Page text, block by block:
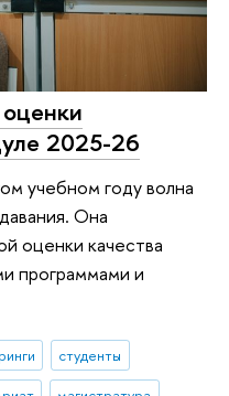
2025-26
учебном году волна
Она
оценки качества
программами и
студенты